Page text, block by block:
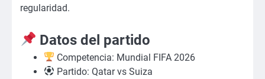
regularidad.
Datos del partido
Competencia: Mundial FIFA 2026
Partido: Qatar vs Suiza